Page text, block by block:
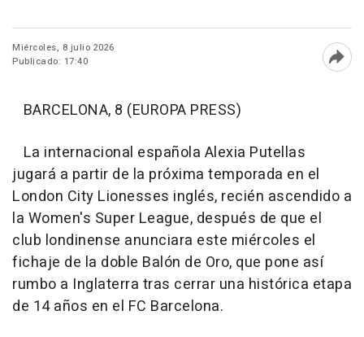
Miércoles, 8 julio 2026
Publicado: 17:40
BARCELONA, 8 (EUROPA PRESS)
La internacional española Alexia Putellas
jugará a partir de la próxima temporada en el
London City Lionesses inglés, recién ascendido a
la Women's Super League, después de que el
club londinense anunciara este miércoles el
fichaje de la doble Balón de Oro, que pone así
rumbo a Inglaterra tras cerrar una histórica etapa
de 14 años en el FC Barcelona.